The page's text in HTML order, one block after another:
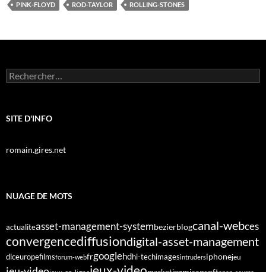
PINK-FLOYD
ROD-TAYLOR ROLLING-STONES
Rechercher :
SITE D'INFO
romain.gires.net
NUAGE DE MOTS
actualiteasset-management-systembezierblogcanal-webces
convergencediffusiondigital-asset-management
dlceuropefilmsforum-webfrgooglehdhi-techimagesintrudersiphonejeu